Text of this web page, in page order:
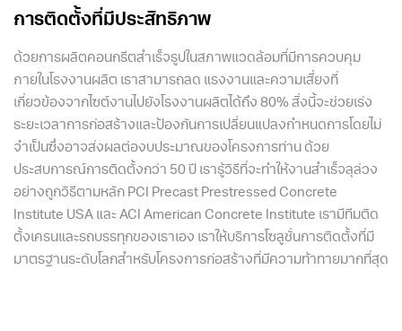
การติดตั้งที่มีประสิทธิภาพ
ด้วยการผลิตคอนกรีตสำเร็จรูปในสภาพแวดล้อมที่มีการควบคุม
ภายในโรงงานผลิต เราสามารถลด แรงงานและความเสี่ยงที่
เกี่ยวข้องจากไซต์งานไปยังโรงงานผลิตได้ถึง 80% สิ่งนี้จะช่วยเร่ง
ระยะเวลาการก่อสร้างและป้องกันการเปลี่ยนแปลงกำหนดการโดยไม่
จำเป็นซึ่งอาจส่งผลต่องบประมาณของโครงการท่าน ด้วย
ประสบการณ์การติดตั้งกว่า 50 ปี เรารู้วิธีที่จะทำให้งานสำเร็จลุล่วง
อย่างถูกวิธีตามหลัก PCI Precast Prestressed Concrete
Institute USA และ ACI American Concrete Institute เรามีทีมติด
ตั้งเครนและรถบรรทุกของเราเอง เราให้บริการโซลูชั่นการติดตั้งที่มี
มาตรฐานระดับโลกสำหรับโครงการก่อสร้างที่มีความท้าทายมากที่สุด